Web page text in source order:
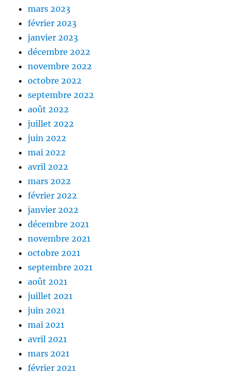
mars 2023
février 2023
janvier 2023
décembre 2022
novembre 2022
octobre 2022
septembre 2022
août 2022
juillet 2022
juin 2022
mai 2022
avril 2022
mars 2022
février 2022
janvier 2022
décembre 2021
novembre 2021
octobre 2021
septembre 2021
août 2021
juillet 2021
juin 2021
mai 2021
avril 2021
mars 2021
février 2021